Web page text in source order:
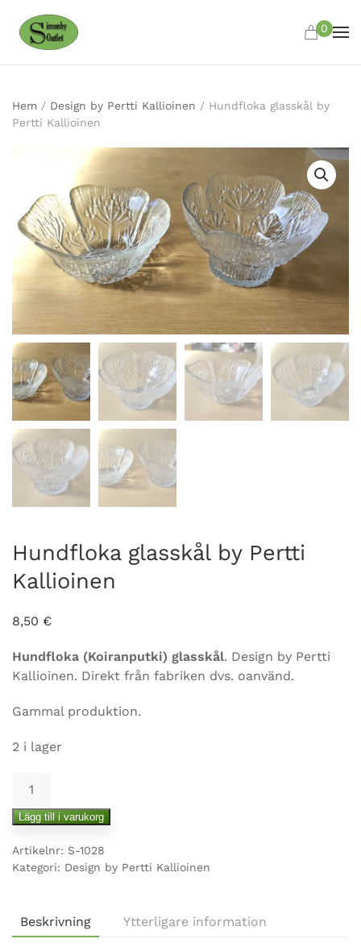
Skip to main content
0
Hem / Design by Pertti Kallioinen / Hundfloka glasskål by
Pertti Kallioinen
Hundfloka glasskål by Pertti
Kallioinen
8,50 €
Hundfloka (Koiranputki) glasskål. Design by Pertti
Kallioinen. Direkt från fabriken dvs. oanvänd.
Gammal produktion.
2 i lager
Hundfloka
by
Kallioinen
mängd
Lägg till i varukorg
Artikelnr: S-1028
Kategori: Design by Pertti Kallioinen
Beskrivning Ytterligare information